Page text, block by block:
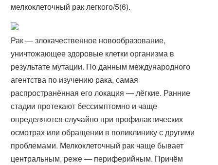
мелкоклеточный рак легкого/5(6).
Рак — злокачественное новообразование,
уничтожающее здоровые клетки организма в
результате мутации. По данным международного
агентства по изучению рака, самая
распространённая его локация — лёгкие. Ранние
стадии протекают бессимптомно и чаще
определяются случайно при профилактических
осмотрах или обращении в поликлинику с другими
проблемами. Мелкоклеточный рак чаще бывает
центральным, реже — периферийным. Причём